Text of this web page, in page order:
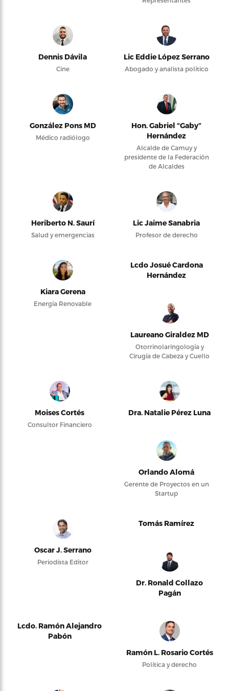
Dennis Dávila
Cine
Lic Eddie López Serrano
Abogado y analista político
González Pons MD
Médico radiólogo
Hon. Gabriel “Gaby”
Hernández
Alcalde de Camuy y
presidente de la Federación
de Alcaldes
Heriberto N. Saurí
Salud y emergencias
Lic Jaime Sanabria
Profesor de derecho
Kiara Gerena
Energía Renovable
Lcdo Josué Cardona
Hernández
Laureano Giraldez MD
Otorrinolaringología y
Cirugía de Cabeza y Cuello
Moises Cortés
Consultor Financiero
Dra. Natalie Pérez Luna
Orlando Alomá
Gerente de Proyectos en un
Startup
Oscar J. Serrano
Periodista Editor
Tomás Ramírez
Dr. Ronald Collazo
Pagán
Lcdo. Ramón Alejandro
Pabón
Ramón L. Rosario Cortés
Política y derecho